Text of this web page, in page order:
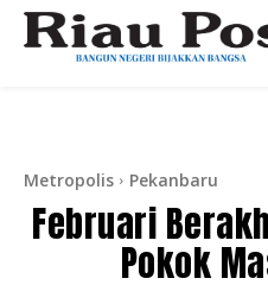
Metropolis Pekanbaru
Februari
Pokok